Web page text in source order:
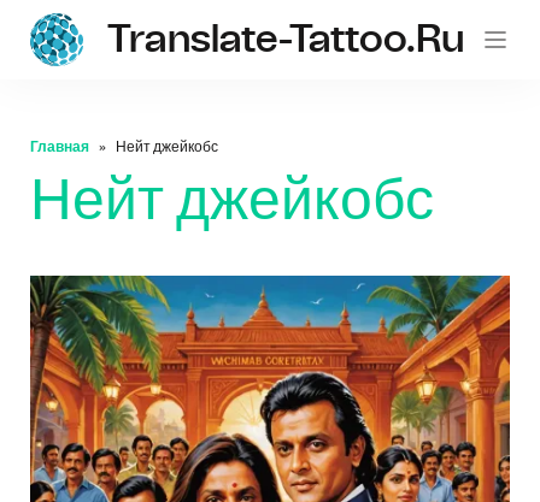
Translate-Tattoo.ru
Главная Нейт джейкобс
Нейт джейкобс